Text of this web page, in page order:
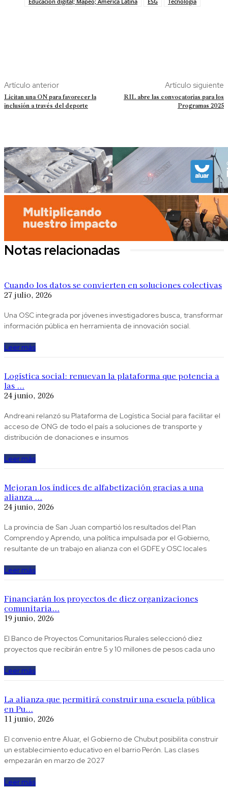
Artículo anterior
Licitan una ON para favorecer la
inclusión a través del deporte
Artículo siguiente
RIL abre las convocatorias para los
Programas 2025
Notas relacionadas
Cuando los datos se convierten en soluciones colectivas
27 julio, 2026
Una OSC integrada por jóvenes investigadores busca, transformar
información pública en herramienta de innovación social.
Leer más
Logística social: renuevan la plataforma que potencia a
las ...
24 junio, 2026
Andreani relanzó su Plataforma de Logística Social para facilitar el
acceso de ONG de todo el país a soluciones de transporte y
distribución de donaciones e insumos
Leer más
Mejoran los índices de alfabetización gracias a una
alianza ...
24 junio, 2026
La provincia de San Juan compartió los resultados del Plan
Comprendo y Aprendo, una política impulsada por el Gobierno,
resultante de un trabajo en alianza con el GDFE y OSC locales
Leer más
Financiarán los proyectos de diez organizaciones
comunitaria...
19 junio, 2026
El Banco de Proyectos Comunitarios Rurales seleccionó diez
proyectos que recibirán entre 5 y 10 millones de pesos cada uno
Leer más
La alianza que permitirá construir una escuela pública
en Pu...
11 junio, 2026
El convenio entre Aluar, el Gobierno de Chubut posibilita construir
un establecimiento educativo en el barrio Perón. Las clases
empezarán en marzo de 2027
Leer más